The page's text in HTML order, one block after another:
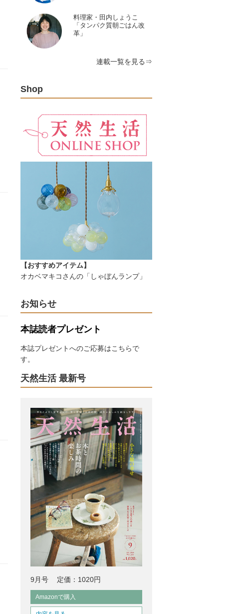
料理家・田内しょうこ
「タンパク質朝ごはん改
革」
連載一覧を見る⇒
Shop
【おすすめアイテム】
オカベマキコさんの「しゃぼんランプ」
お知らせ
本誌読者プレゼント
本誌プレゼントへのご応募はこちらで
す。
天然生活 最新号
9月号 定価：1020円
Amazonで購入